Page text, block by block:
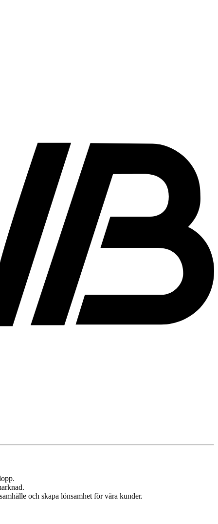
och skapa lönsamhet för våra kunder.